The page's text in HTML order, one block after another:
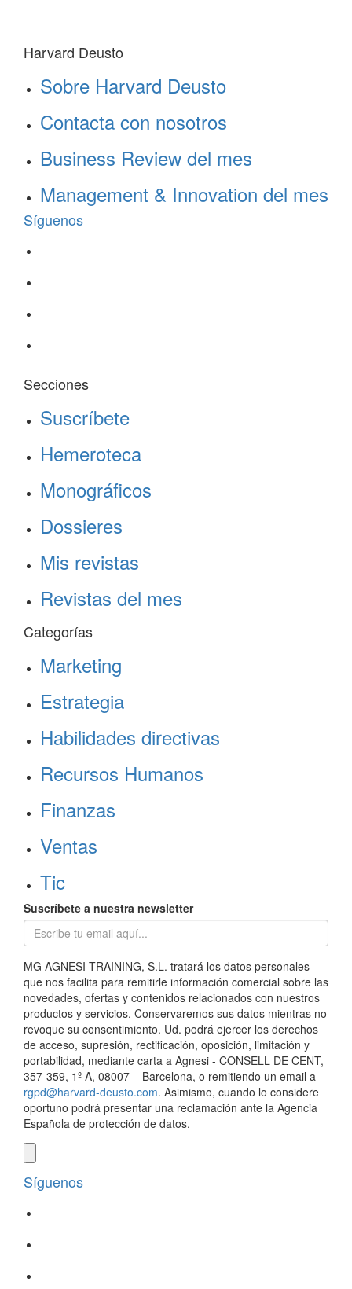
Harvard Deusto
Sobre Harvard Deusto
Contacta con nosotros
Business Review del mes
Management & Innovation del mes
Síguenos
Secciones
Suscríbete
Hemeroteca
Monográficos
Dossieres
Mis revistas
Revistas del mes
Categorías
Marketing
Estrategia
Habilidades directivas
Recursos Humanos
Finanzas
Ventas
Tic
Suscríbete a nuestra newsletter
MG AGNESI TRAINING, S.L. tratará los datos personales
que nos facilita para remitirle información comercial sobre las
novedades, ofertas y contenidos relacionados con nuestros
productos y servicios. Conservaremos sus datos mientras no
revoque su consentimiento. Ud. podrá ejercer los derechos
de acceso, supresión, rectificación, oposición, limitación y
portabilidad, mediante carta a Agnesi - CONSELL DE CENT,
357-359, 1º A, 08007 – Barcelona, o remitiendo un email a
rgpd@harvard-deusto.com. Asimismo, cuando lo considere
oportuno podrá presentar una reclamación ante la Agencia
Española de protección de datos.
Síguenos